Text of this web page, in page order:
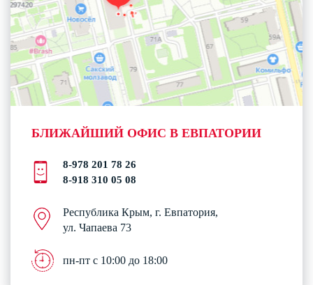
БЛИЖАЙШИЙ ОФИС В ЕВПАТОРИИ
8-978 201 78 26
8-918 310 05 08
Республика Крым, г. Евпатория,
ул. Чапаева 73
пн-пт с 10:00 до 18:00